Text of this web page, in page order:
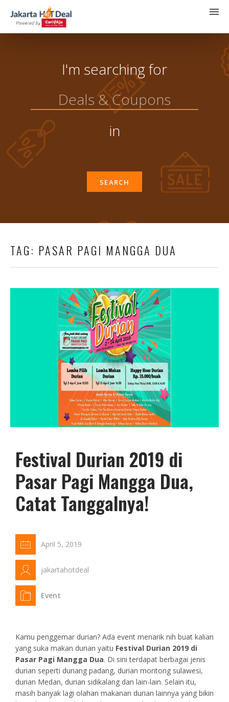
I'm searching for
in
SEARCH
TAG: PASAR PAGI MANGGA DUA
Festival Durian 2019 di
Pasar Pagi Mangga Dua,
Catat Tanggalnya!
April 5, 2019
jakartahotdeal
Event
Kamu penggemar durian? Ada event menarik nih buat kalian
yang suka makan durian yaitu Festival Durian 2019 di
Pasar Pagi Mangga Dua. Di sini terdapat berbagai jenis
durian seperti duriang padang, durian montong sulawesi,
durian Medan, durian sidikalang dan lain-lain. Selain itu,
masih banyak lagi olahan makanan durian lainnya yang bikin